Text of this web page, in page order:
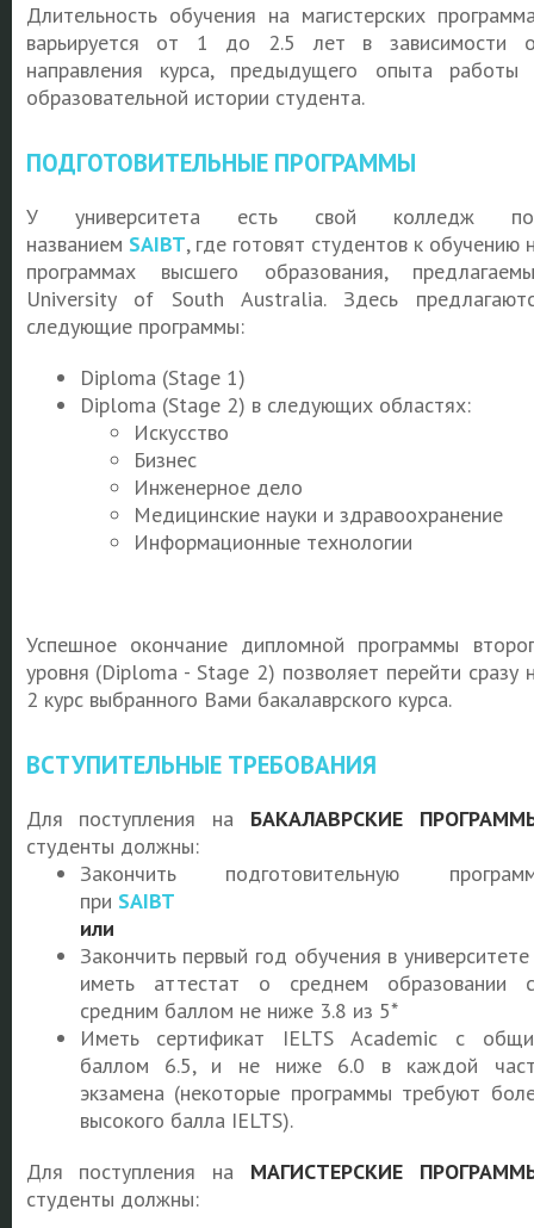
Длительность обучения на магистерских
варьируется от 1 до 2.5 лет в зависимости
направления курса, предыдущего опыта работы
образовательной истории студента.
ПОДГОТОВИТЕЛЬНЫЕ ПРОГРАММЫ
У университета есть свой колледж
названием SAIBT, где готовят студентов к обучению
программах высшего образования,
University of South Australia. Здесь
следующие программы:
Diploma (Stage 1)
Diploma (Stage 2) в следующих областях:
Искусство
Бизнес
Инженерное дело
Медицинские науки и здравоохранение
Информационные технологии
Успешное окончание дипломной программы
уровня (Diploma - Stage 2) позволяет перейти сразу
2 курс выбранного Вами бакалаврского курса.
ВСТУПИТЕЛЬНЫЕ ТРЕБОВАНИЯ
Для поступления на БАКАЛАВРСКИЕ
студенты должны:
Закончить подготовительную
при SAIBT
или
Закончить первый год обучения в
иметь аттестат о среднем образовании
средним баллом не ниже 3.8 из 5*
Иметь сертификат IELTS Academic с
баллом 6.5, и не ниже 6.0 в каждой
экзамена (некоторые программы требуют
высокого балла IELTS).
Для поступления на МАГИСТЕРСКИЕ
студенты должны: